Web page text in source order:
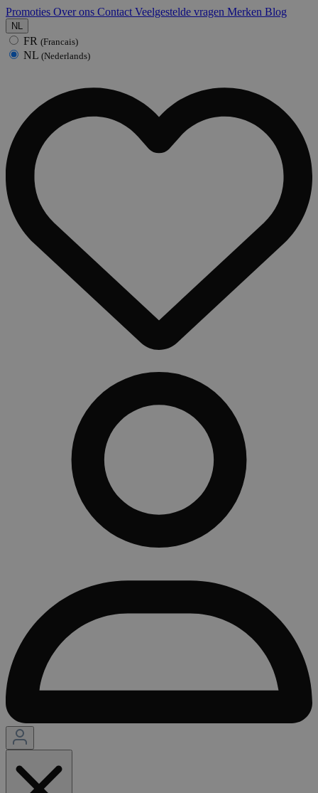
Promoties Over ons Contact Veelgestelde vragen Merken Blog
NL
FR (Francais)
NL (Nederlands)